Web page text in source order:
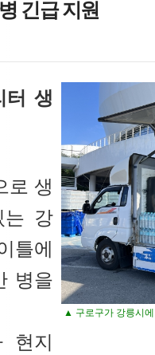
긴급 지원
▲ 구로구가 강릉시에
터 생
로 생
는 강
틀에
병을
현지